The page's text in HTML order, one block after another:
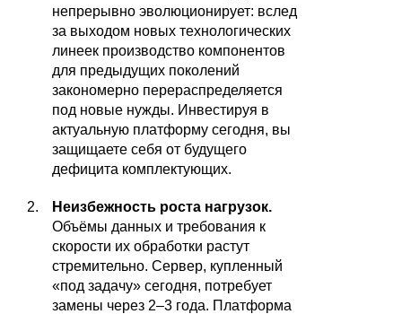
непрерывно эволюционирует: вслед
за выходом новых технологических
линеек производство компонентов
для предыдущих поколений
закономерно перераспределяется
под новые нужды. Инвестируя в
актуальную платформу сегодня, вы
защищаете себя от будущего
дефицита комплектующих.
Неизбежность роста нагрузок.
Объёмы данных и требования к
скорости их обработки растут
стремительно. Сервер, купленный
«под задачу» сегодня, потребует
замены через 2–3 года. Платформа